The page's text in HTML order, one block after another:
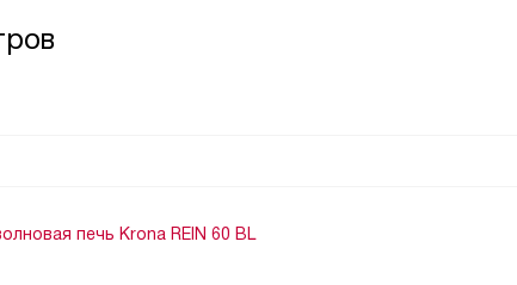
печь Krona REIN 60 BL